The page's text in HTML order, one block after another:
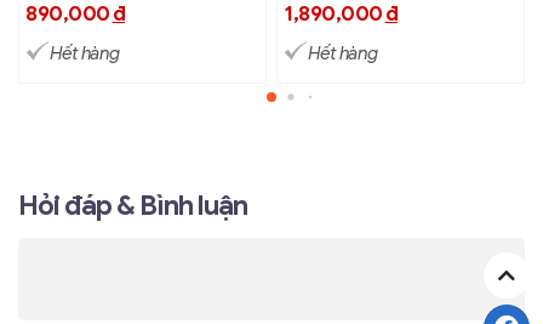
890,000đ
Hết hàng
1,890,000đ
Hết hàng
Hỏi đáp & Bình luận